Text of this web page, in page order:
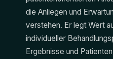
die Anliegen und
verstehen. Er legt Wert
individueller
Ergebnisse und